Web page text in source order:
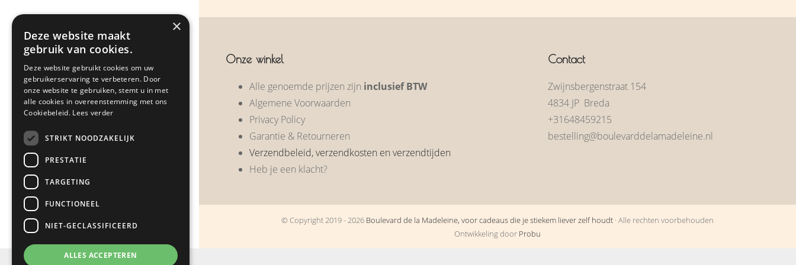
Zakelijke geschenken
Klantreacties
Nieuws
Contact
Webshop
Onze winkel
Alle genoemde prijzen zijn inclusief BTW
Algemene Voorwaarden
Privacy Policy
Garantie & Retourneren
Verzendbeleid, verzendkosten en verzendtijden
Heb je een klacht?
Contact
Zwijnsbergenstraat 154
4834 JP Breda
+31648459215
bestelling@boulevarddelamadeleine.nl
© Copyright 2019 - 2026 Boulevard de la Madeleine, voor cadeaus die je stiekem liever zelf houdt · Alle rechten voorbehouden
Ontwikkeling door Probu
×
Deze website maakt
gebruik van cookies.
Deze website gebruikt cookies om uw
gebruikerservaring te verbeteren. Door
onze website te gebruiken, stemt u in met
alle cookies in overeenstemming met ons
Cookiebeleid. Lees verder
STRIKT NOODZAKELIJK
PRESTATIE
TARGETING
FUNCTIONEEL
NIET-GECLASSIFICEERD
ALLES ACCEPTEREN